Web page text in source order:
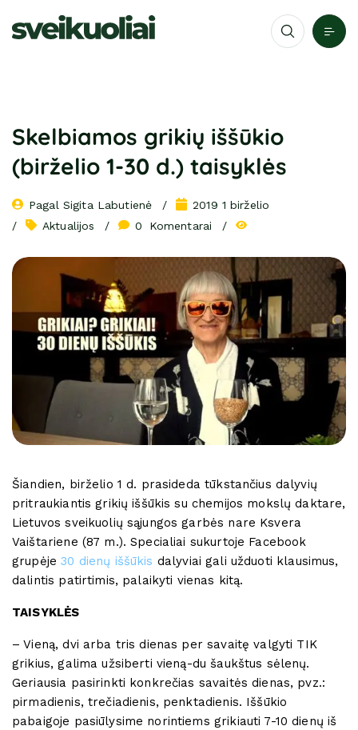
Skelbiamos grikių iššūkio
(birželio 1-30 d.) taisyklės
Pagal Sigita Labutienė
2019 1 birželio
Aktualijos
0 Komentarai
Šiandien, birželio 1 d. prasideda tūkstančius dalyvių
pritraukiantis grikių iššūkis su chemijos mokslų daktare,
Lietuvos sveikuolių sąjungos garbės nare Ksvera
Vaištariene (87 m.). Specialiai sukurtoje Facebook
grupėje 30 dienų iššūkis dalyviai gali užduoti klausimus,
dalintis patirtimis, palaikyti vienas kitą.
TAISYKLĖS
– Vieną, dvi arba tris dienas per savaitę valgyti TIK
grikius, galima užsiberti vieną-du šaukštus sėlenų.
Geriausia pasirinkti konkrečias savaitės dienas, pvz.:
pirmadienis, trečiadienis, penktadienis. Iššūkio
pabaigoje pasiūlysime norintiems grikiauti 7-10 dienų iš